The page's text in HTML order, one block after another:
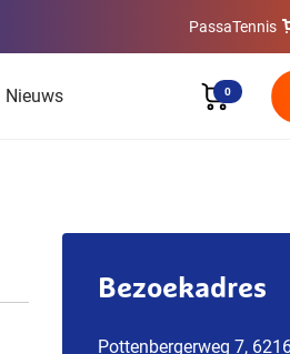
PassaTennis
Nieuws 0
Bezoekadres
Pottenbergerweg 7,